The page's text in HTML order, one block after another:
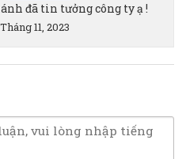
đã tin tưởng công ty ạ !
11, 2023